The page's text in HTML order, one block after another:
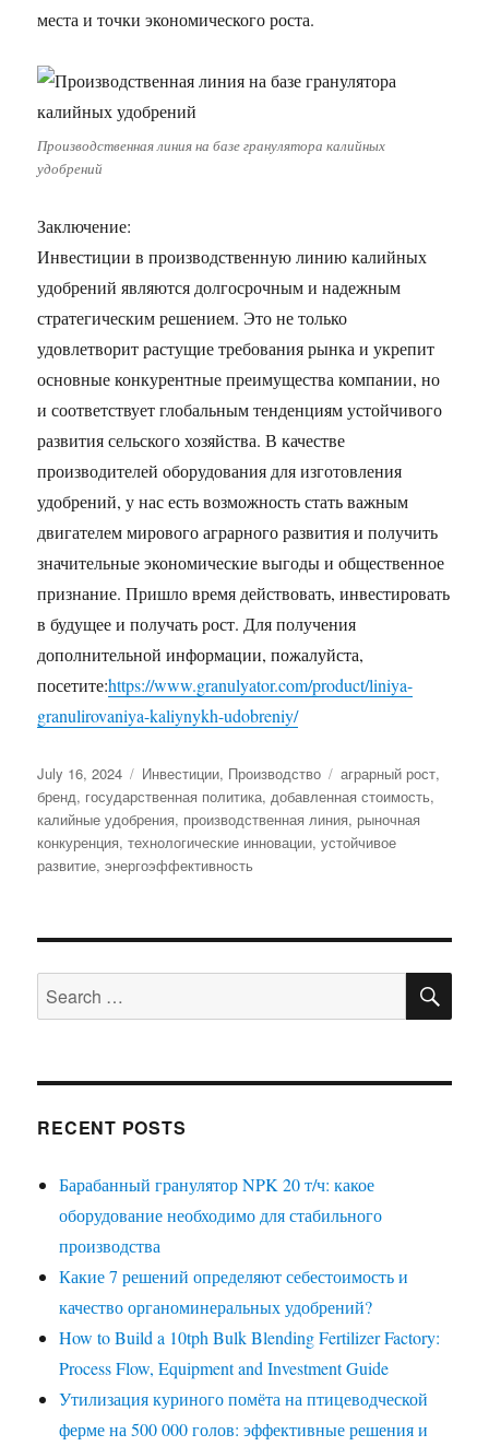
места и точки экономического роста.
Производственная линия на базе гранулятора калийных
удобрений
Заключение:
Инвестиции в производственную линию калийных
удобрений являются долгосрочным и надежным
стратегическим решением. Это не только
удовлетворит растущие требования рынка и укрепит
основные конкурентные преимущества компании, но
и соответствует глобальным тенденциям устойчивого
развития сельского хозяйства. В качестве
производителей оборудования для изготовления
удобрений, у нас есть возможность стать важным
двигателем мирового аграрного развития и получить
значительные экономические выгоды и общественное
признание. Пришло время действовать, инвестировать
в будущее и получать рост. Для получения
дополнительной информации, пожалуйста,
посетите:https://www.granulyator.com/product/liniya-
granulirovaniya-kaliynykh-udobreniy/
Posted
on
July 16, 2024 Categories
Инвестиции, Производство Tags
аграрный рост,
бренд, государственная политика,добавленная стоимость,
калийные удобрения, производственная линия, рыночная
конкуренция,технологические инновации,устойчивое
развитие,энергоэффективность
Search
for:
RECENT POSTS
Барабанный гранулятор NPK 20 т/ч: какое
оборудование необходимо для стабильного
производства
Какие 7 решений определяют себестоимость и
качество органоминеральных удобрений?
How to Build a 10tph Bulk Blending Fertilizer Factory:
Process Flow, Equipment and Investment Guide
Утилизация куриного помёта на птицеводческой
ферме на 500 000 голов: эффективные решения и